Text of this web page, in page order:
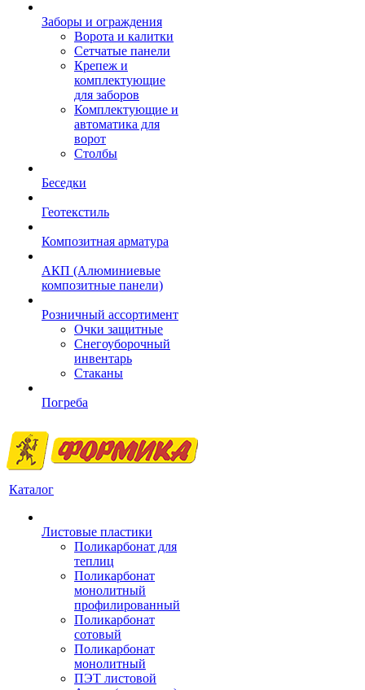
Заборы и ограждения
Ворота и калитки
Сетчатые панели
Крепеж и
комплектующие
для заборов
Комплектующие и
автоматика для
ворот
Столбы
Беседки
Геотекстиль
Композитная арматура
АКП (Алюминиевые
композитные панели)
Розничный ассортимент
Очки защитные
Снегоуборочный
инвентарь
Стаканы
Погреба
Каталог
Листовые пластики
Поликарбонат для
теплиц
Поликарбонат
монолитный
профилированный
Поликарбонат
сотовый
Поликарбонат
монолитный
ПЭТ листовой